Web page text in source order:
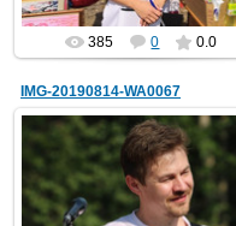
385 0 0.0
IMG-20190814-WA0067
14.08.2019